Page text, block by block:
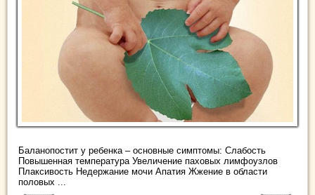
Баланопостит у ребенка – основные симптомы: Слабость
Повышенная температура Увеличение паховых лимфоузлов
Плаксивость Недержание мочи Апатия Жжение в области
половых ...